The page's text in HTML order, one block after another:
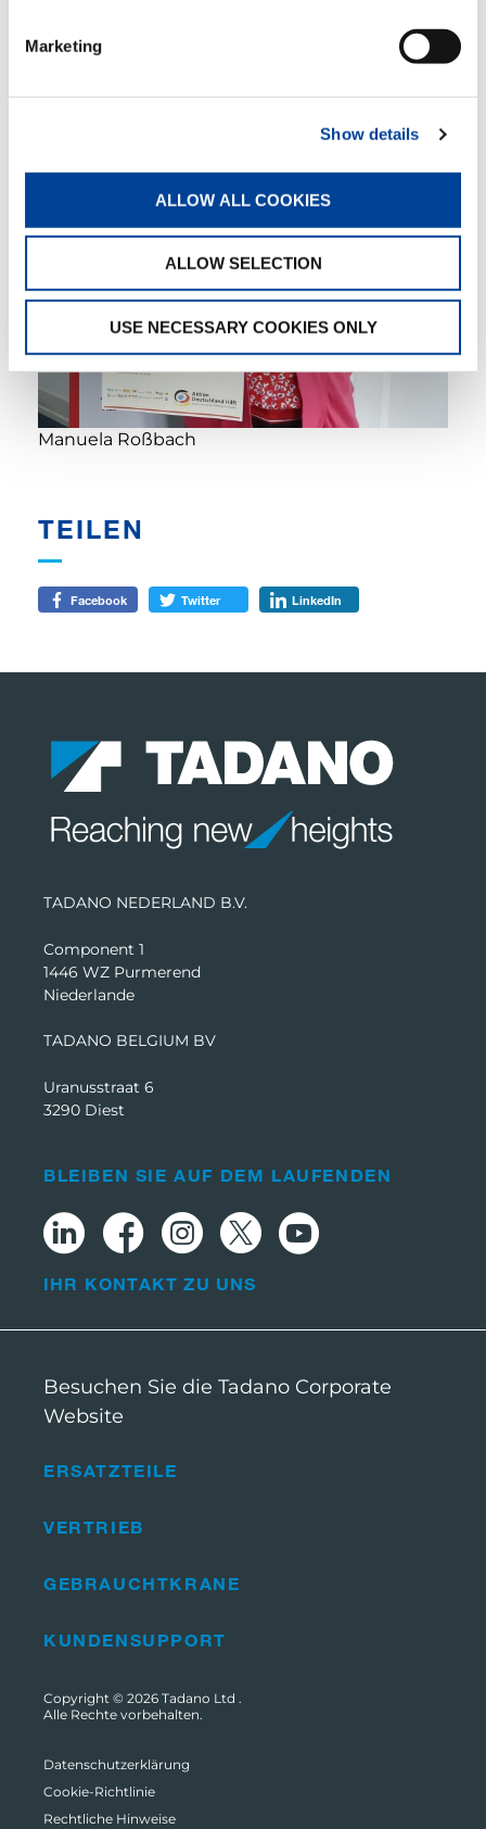
Marketing
Show details
ALLOW ALL COOKIES
ALLOW SELECTION
USE NECESSARY COOKIES ONLY
Manuela Roßbach
TEILEN
Facebook Twitter LinkedIn
TADANO NEDERLAND B.V.
Component 1
1446 WZ Purmerend
Niederlande
TADANO BELGIUM BV
Uranusstraat 6
3290 Diest
ERSATZTEILE
VERTRIEB
GEBRAUCHTKRANE
KUNDENSUPPORT
BLEIBEN SIE AUF DEM LAUFENDEN
IHR KONTAKT ZU UNS
Besuchen Sie die Tadano Corporate
Website
Copyright © 2026 Tadano Ltd .
Alle Rechte vorbehalten.
Datenschutzerklärung
Cookie-Richtlinie
Rechtliche Hinweise